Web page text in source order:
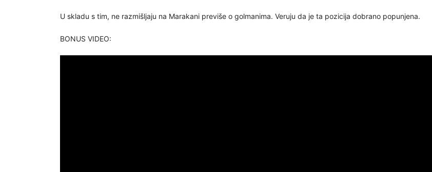
U skladu s tim, ne razmišljaju na Marakani previše o golmanima. Veruju da je ta pozicija dobrano popunjena.
BONUS VIDEO: